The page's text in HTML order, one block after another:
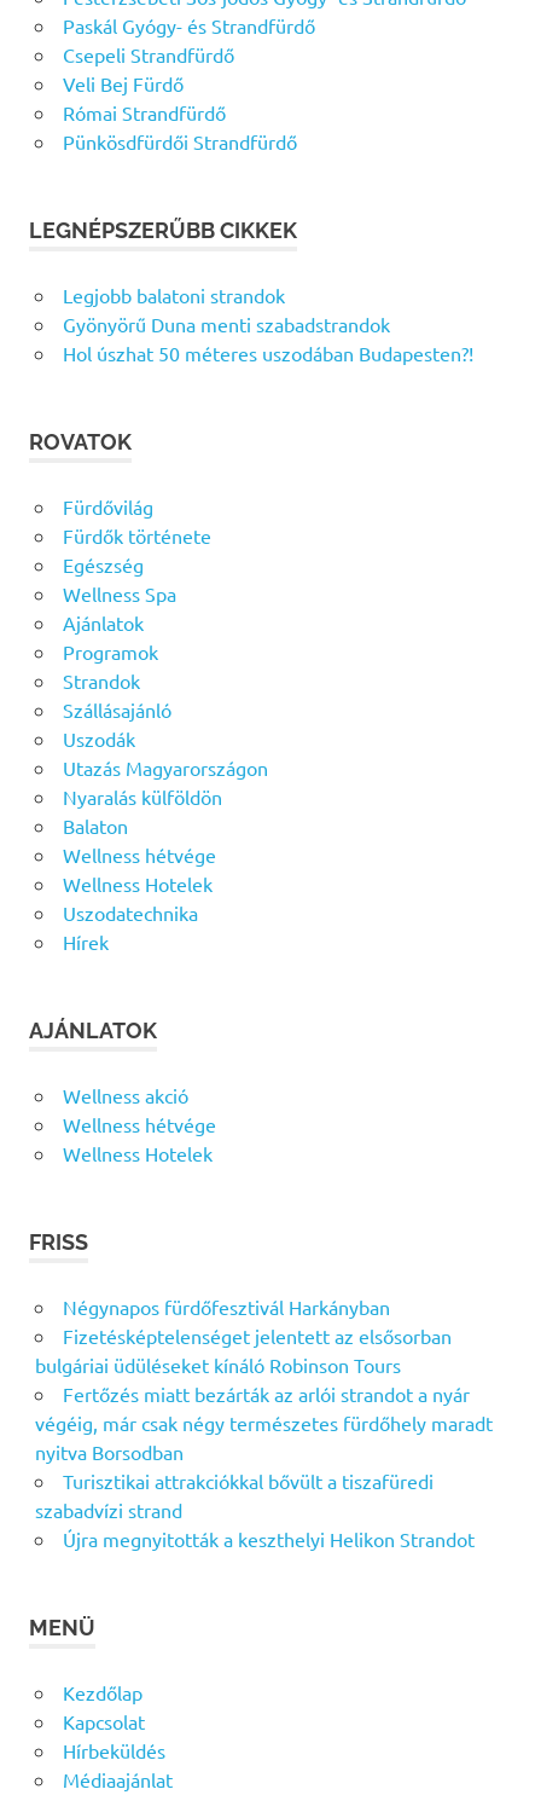
Paskál Gyógy- és Strandfürdő
Csepeli Strandfürdő
Veli Bej Fürdő
Római Strandfürdő
Pünkösdfürdői Strandfürdő
LEGNÉPSZERŰBB CIKKEK
Legjobb balatoni strandok
Gyönyörű Duna menti szabadstrandok
Hol úszhat 50 méteres uszodában Budapesten?!
ROVATOK
Fürdővilág
Fürdők története
Egészség
Wellness Spa
Ajánlatok
Programok
Strandok
Szállásajánló
Uszodák
Utazás Magyarországon
Nyaralás külföldön
Balaton
Wellness hétvége
Wellness Hotelek
Uszodatechnika
Hírek
AJÁNLATOK
Wellness akció
Wellness hétvége
Wellness Hotelek
FRISS
Négynapos fürdőfesztivál Harkányban
Fizetésképtelenséget jelentett az elsősorban
bulgáriai üdüléseket kínáló Robinson Tours
Fertőzés miatt bezárták az arlói strandot a nyár
végéig, már csak négy természetes fürdőhely maradt
nyitva Borsodban
Turisztikai attrakciókkal bővült a tiszafüredi
szabadvízi strand
Újra megnyitották a keszthelyi Helikon Strandot
MENÜ
Kezdőlap
Kapcsolat
Hírbeküldés
Médiaajánlat